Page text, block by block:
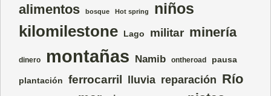
alimentos bosque Hot spring niños
kilomilestone Lago militar minería
dinero montañas Namib ontheroad pausa
plantación ferrocarril lluvia reparación Río